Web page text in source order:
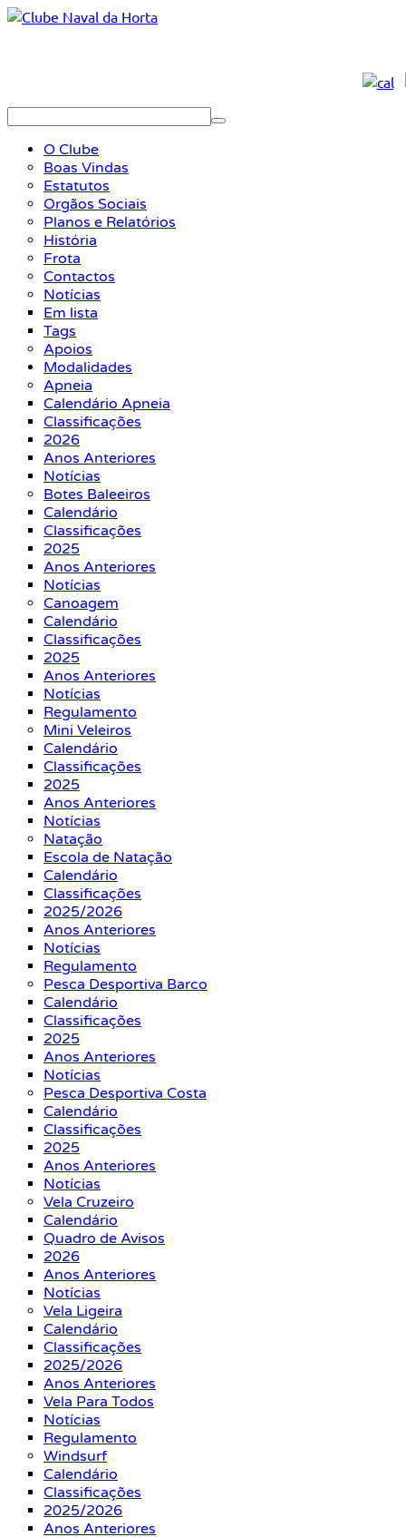
O Clube
Boas Vindas
Estatutos
Orgãos Sociais
Planos e Relatórios
História
Frota
Contactos
Notícias
Em lista
Tags
Apoios
Modalidades
Apneia
Calendário Apneia
Classificações
2026
Anos Anteriores
Notícias
Botes Baleeiros
Calendário
Classificações
2025
Anos Anteriores
Notícias
Canoagem
Calendário
Classificações
2025
Anos Anteriores
Notícias
Regulamento
Mini Veleiros
Calendário
Classificações
2025
Anos Anteriores
Notícias
Natação
Escola de Natação
Calendário
Classificações
2025/2026
Anos Anteriores
Notícias
Regulamento
Pesca Desportiva Barco
Calendário
Classificações
2025
Anos Anteriores
Notícias
Pesca Desportiva Costa
Calendário
Classificações
2025
Anos Anteriores
Notícias
Vela Cruzeiro
Calendário
Quadro de Avisos
2026
Anos Anteriores
Notícias
Vela Ligeira
Calendário
Classificações
2025/2026
Anos Anteriores
Vela Para Todos
Notícias
Regulamento
Windsurf
Calendário
Classificações
2025/2026
Anos Anteriores